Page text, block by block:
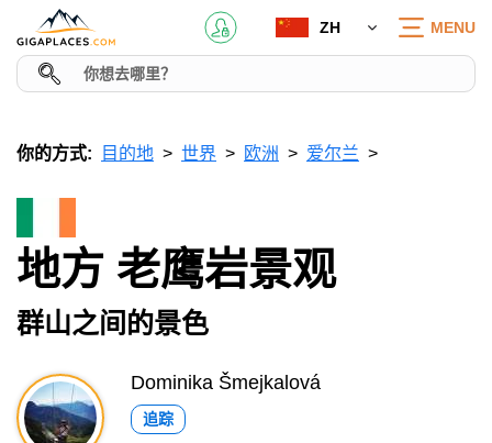
ZH MENU
你的方式: 目的地 世界 欧洲 爱尔兰
地方 老鹰岩景观
群山之间的景色
Dominika Šmejkalová
追踪